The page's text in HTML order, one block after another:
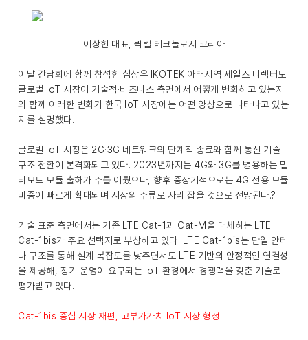
이상헌 대표, 퀵텔 테크놀로지 코리아
이날 간담회에 함께 참석한 심상우 IKOTEK 아태지역 세일즈 디렉터도
글로벌 IoT 시장이 기술적·비즈니스 측면에서 어떻게 변화하고 있는지
와 함께 이러한 변화가 한국 IoT 시장에는 어떤 양상으로 나타나고 있는
지를 설명했다.
글로벌 IoT 시장은 2G·3G 네트워크의 단계적 종료와 함께 통신 기술
구조 전환이 본격화되고 있다. 2023년까지는 4G와 3G를 병용하는 멀
티모드 모듈 출하가 주를 이뤘으나, 향후 중장기적으로는 4G 전용 모듈
비중이 빠르게 확대되며 시장의 주류로 자리 잡을 것으로 전망된다.?
기술 표준 측면에서는 기존 LTE Cat-1과 Cat-M을 대체하는 LTE
Cat-1bis가 주요 선택지로 부상하고 있다. LTE Cat-1bis는 단일 안테
나 구조를 통해 설계 복잡도를 낮추면서도 LTE 기반의 안정적인 연결성
을 제공해, 장기 운영이 요구되는 IoT 환경에서 경쟁력을 갖춘 기술로
평가받고 있다.
Cat-1bis 중심 시장 재편, 고부가가치 IoT 시장 형성